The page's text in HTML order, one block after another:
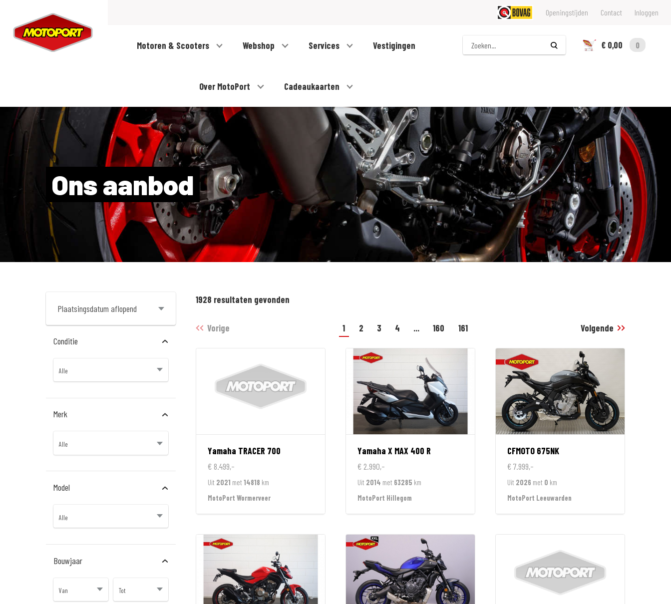
Openingstijden Contact Inloggen
Motoren & Scooters Webshop Services Vestigingen
Over MotoPort Cadeaukaarten
Zoeken
€ 0,00
0
Ons aanbod
Conditie
Merk
Model
Bouwjaar
1928 resultaten gevonden
Vorige 1 2 3 4 ... 160 161 Volgende
Yamaha TRACER 700
€ 8.499,-
Uit 2021 met 14818 km
MotoPort Wormerveer
Yamaha X MAX 400 R
€ 2.990,-
Uit 2014 met 63285 km
MotoPort Hillegom
CFMOTO 675NK
€ 7.999,-
Uit 2026 met 0 km
MotoPort Leeuwarden